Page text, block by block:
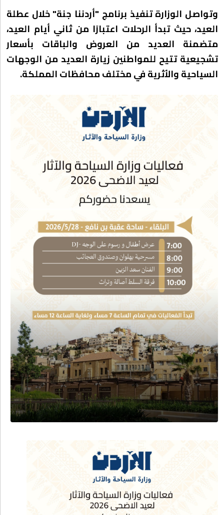
وتواصل الوزارة تنفيذ برنامج "أردننا جنة" خلال عطلة
العيد، حيث تبدأ الرحلات اعتبارًا من ثاني أيام العيد،
متضمنة العديد من العروض والباقات بأسعار
تشجيعية تتيح للمواطنين زيارة العديد من الوجهات
السياحية والأثرية في مختلف محافظات المملكة.